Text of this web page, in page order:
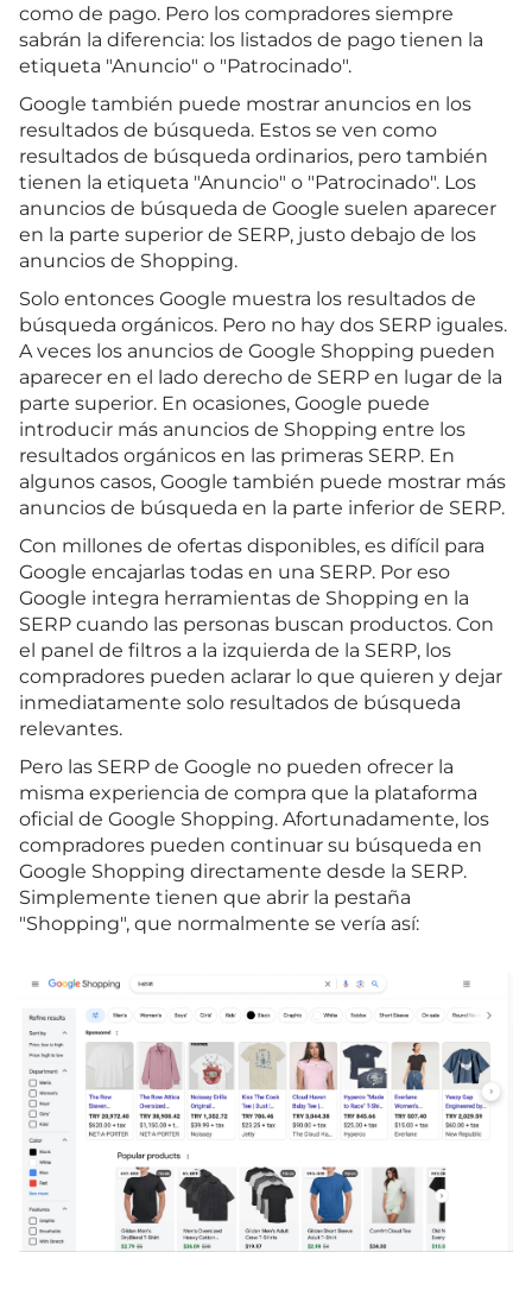
como de pago. Pero los compradores siempre
sabrán la diferencia: los listados de pago tienen la
etiqueta "Anuncio" o "Patrocinado".
Google también puede mostrar anuncios en los
resultados de búsqueda. Estos se ven como
resultados de búsqueda ordinarios, pero también
tienen la etiqueta "Anuncio" o "Patrocinado". Los
anuncios de búsqueda de Google suelen aparecer
en la parte superior de SERP, justo debajo de los
anuncios de Shopping.
Solo entonces Google muestra los resultados de
búsqueda orgánicos. Pero no hay dos SERP iguales.
A veces los anuncios de Google Shopping pueden
aparecer en el lado derecho de SERP en lugar de la
parte superior. En ocasiones, Google puede
introducir más anuncios de Shopping entre los
resultados orgánicos en las primeras SERP. En
algunos casos, Google también puede mostrar más
anuncios de búsqueda en la parte inferior de SERP.
Con millones de ofertas disponibles, es difícil para
Google encajarlas todas en una SERP. Por eso
Google integra herramientas de Shopping en la
SERP cuando las personas buscan productos. Con
el panel de filtros a la izquierda de la SERP, los
compradores pueden aclarar lo que quieren y dejar
inmediatamente solo resultados de búsqueda
relevantes.
Pero las SERP de Google no pueden ofrecer la
misma experiencia de compra que la plataforma
oficial de Google Shopping. Afortunadamente, los
compradores pueden continuar su búsqueda en
Google Shopping directamente desde la SERP.
Simplemente tienen que abrir la pestaña
"Shopping", que normalmente se vería así: